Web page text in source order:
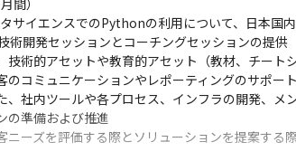
間）
サイエンスでのPythonの利用について、日本国
術開発セッションとコーチングセッションの提供
技術的アセットや教育的アセット（教材、チー
のコミュニケーションやレポーティングのサポート
、社内ツールや各プロセス、インフラの開発、メ
の準備および推進
ニーズを評価する際とソリューションを提案する